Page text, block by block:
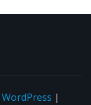
WordPress |